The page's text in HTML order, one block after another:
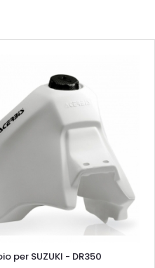
per SUZUKI - DR350